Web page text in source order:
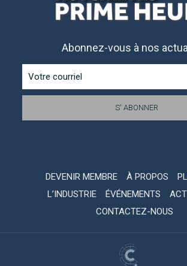
Abonnez-vous à nos
DEVENIR MEMBRE À PROPOS
L’INDUSTRIE
ÉVÉNEMENTS
CONTACTEZ-NOUS